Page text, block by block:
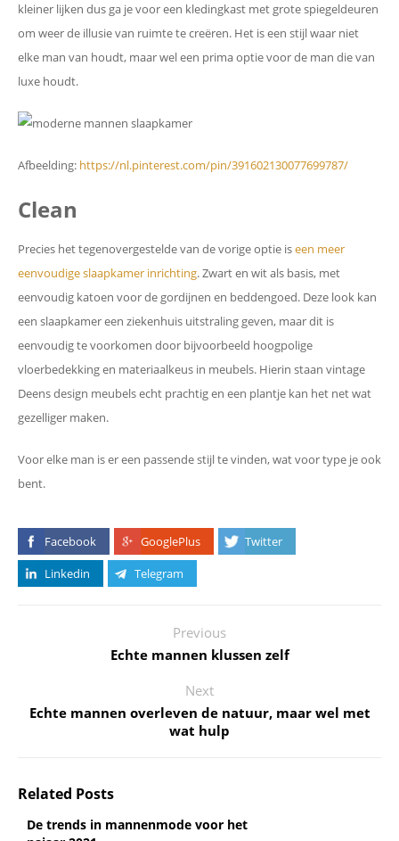
kleiner lijken dus ga je voor een kledingkast met grote spiegeldeuren
om weer de illusie van ruimte te creëren. Het is een stijl waar niet
elke man van houdt, maar wel een prima optie voor de man die van
luxe houdt.
Afbeelding: https://nl.pinterest.com/pin/391602130077699787/
Clean
Precies het tegenovergestelde van de vorige optie iseen meer
eenvoudige slaapkamer inrichting. Zwart en wit als basis, met
eenvoudig katoen voor de gordijnen en beddengoed. Deze look kan
een slaapkamer een ziekenhuis uitstraling geven, maar dit is
eenvoudig te voorkomen door bijvoorbeeld hoogpolige
vloerbedekking en materiaalkeus in meubels. Hierin staan vintage
Deens design meubels echt prachtig en een plantje kan het net wat
gezelliger maken.
Voor elke man is er een passende stijl te vinden, wat voor type je ook
bent.
Facebook GooglePlus
Twitter
Linkedin
Telegram
Previous
Echte mannen klussen zelf
Next
Echte mannen overleven de natuur, maar wel met
wat hulp
Related Posts
De trends in mannenmode voor het